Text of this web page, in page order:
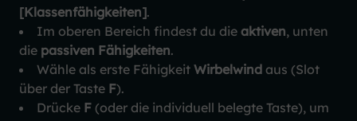
[Klassenfähigkeiten].
Im oberen Bereich findest du dieaktiven, unten
die passiven Fähigkeiten.
Wähle als erste FähigkeitWirbelwind aus (Slot
über der Taste F).
Drücke F (oder die individuell belegte Taste), um